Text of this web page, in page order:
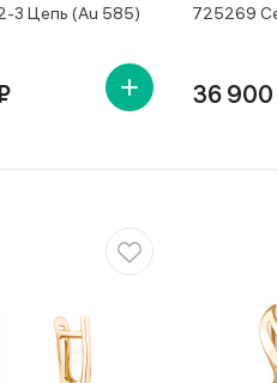
3 Цепь (Au 585) 725269
36 900